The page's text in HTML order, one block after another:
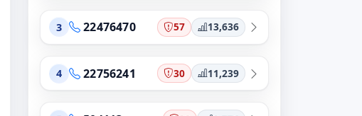
3 22476470 57 13,636
4 22756241 30 11,239